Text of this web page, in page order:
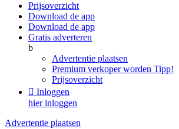
Prijsoverzicht
Download de app
Download de app
Gratis adverteren
b
Advertentie plaatsen
Premium verkoper worden Tipp!
Prijsoverzicht
 Inloggen
hier inloggen
Advertentie plaatsen